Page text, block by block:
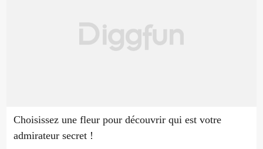
Choisissez une fleur pour découvrir qui est votre
admirateur secret !